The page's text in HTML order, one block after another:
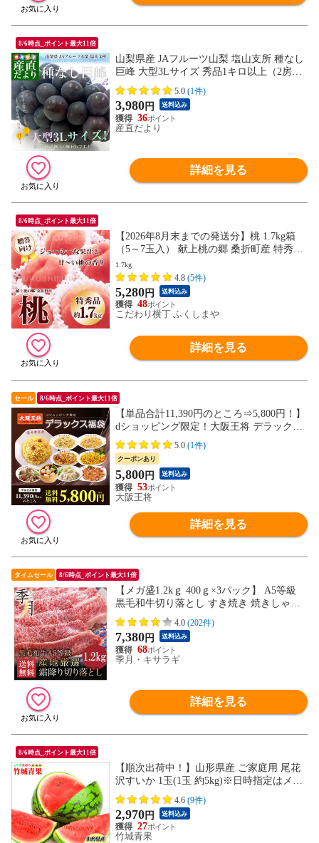
8/6時点_ポイント最大11倍
山梨県産 JAフルーツ山梨 塩山支所 種なし
巨峰 大型3Lサイズ 秀品1キロ以上（2房入
り）送料無料 ぶどう ブドウ 黒ぶどう 黒ブ
ドウ
5.0 (1件)
3,980円 送料込み
36
産直だより
詳細を見る
8/6時点_ポイント最大11倍
【2026年8月末までの発送分】桃 1.7kg箱
（5～7玉入） 献上桃の郷 桑折町産 特秀品
硬め 品種指定不可 贈答 ギフト プレゼント
1.7kg
4.8 (5件)
5,280円 送料込み
48
こだわり横丁 ふくしまや
詳細を見る
セール 8/6時点_ポイント最大11倍
【単品合計11,390円のところ⇒5,800円！】
dショッピング限定！大阪王将 デラックス
福袋 ＜北海道・沖縄は別途追加送料＞ 餃
子 チャーハン お取り寄せ 冷凍食品 冷凍餃
子 ギフト 中華 惣菜
5.0 (1件)
クーポンあり
5,800円 送料込み
53
大阪王将
詳細を見る
タイムセール 8/6時点_ポイント最大11倍
【メガ盛1.2kｇ 400ｇ×3パック】 A5等級
黒毛和牛切り落とし すき焼き 焼きしゃぶ
送料無料 肉 牛肉 和牛 お取り寄せ グルメ
大容量 〈※北海道・沖縄・東北6県：追加
送料必要〉
4.0 (202件)
7,380円 送料込み
68
季月・キサラギ
詳細を見る
8/6時点_ポイント最大11倍
【順次出荷中！】山形県産 ご家庭用 尾花
沢すいか 1玉(1玉 約5kg)※日時指定はメー
ルで※
4.6 (9件)
2,970円 送料込み
27
竹城青果